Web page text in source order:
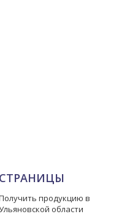
СТРАНИЦЫ
продукцию в
области